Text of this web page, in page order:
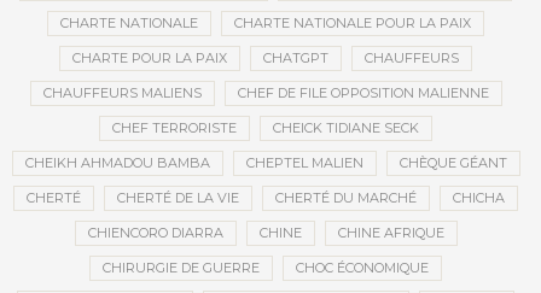
CHARTE NATIONALE CHARTE NATIONALE POUR LA PAIX
CHARTE POUR LA PAIX CHATGPT CHAUFFEURS
CHAUFFEURS MALIENS CHEF DE FILE OPPOSITION MALIENNE
CHEF TERRORISTE CHEICK TIDIANE SECK
CHEIKH AHMADOU BAMBA CHEPTEL MALIEN CHÈQUE GÉANT
CHERTÉ CHERTÉ DE LA VIE CHERTÉ DU MARCHÉ CHICHA
CHIENCORO DIARRA CHINE CHINE AFRIQUE
CHIRURGIE DE GUERRE CHOC ÉCONOMIQUE